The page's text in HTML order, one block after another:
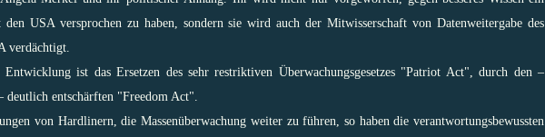
USA versprochen zu haben , sondern sie wird auch derMitwisserschaft von Datenweitergabe des
verdächtigt.
ist das Ersetzen des sehr restriktiven Überwachungsgesetzes "Patriot Act", durch den –
deutlich entschärften "Freedom Act".
von Hardlinern, die Massenüberwachung weiter zu führen, so haben die verantwortungsbewussten